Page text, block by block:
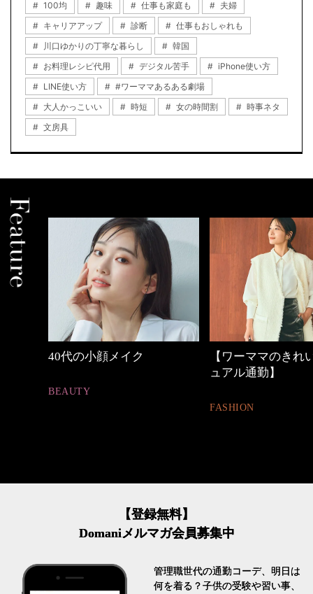
100均 趣味 仕事も家庭も
夫婦
キャリアアップ
診断
仕事もおしゃれも
川口ゆかりの丁寧な暮らし
韓国
お料理レシピ代用
デジタル苦手
iPhone使い方
LINE使い方
#ワーママあるある劇場
大人かっこいい
時短 女の時間割
時事ネタ
文房具
【ワーママのきれいめカジ
優木まおみさん「
割。」
LIFESTYLE
【登録無料】
Domaniメルマガ会員募集中
管理職世代の通勤コーデ、明日は
何を着る？子供の受験や習い事、